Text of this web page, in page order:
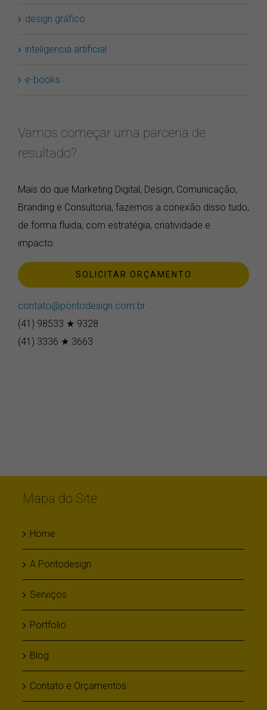
design gráfico
inteligencia artificial
e-books
Vamos começar uma parceria de
resultado?
Mais do que Marketing Digital, Design, Comunicação,
Branding e Consultoria, fazemos a conexão disso tudo,
de forma fluida, com estratégia, criatividade e
impacto.
SOLICITAR ORÇAMENTO
contato@pontodesign.com.br
(41) 98533 ★ 9328
(41) 3336 ★ 3663
Mapa do Site
Home
A Pontodesign
Serviços
Portfolio
Blog
Contato e Orçamentos